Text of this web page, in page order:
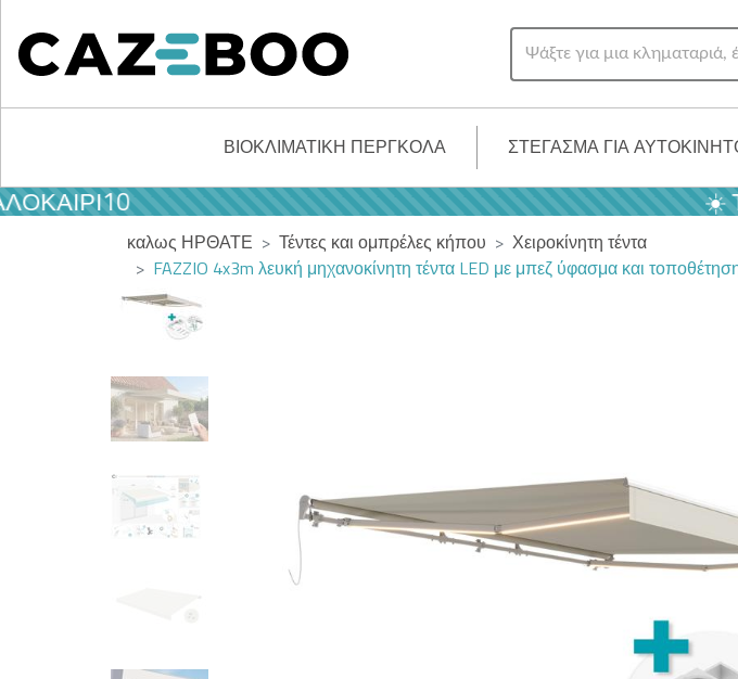
ΒΙΟΚΛΙΜΑΤΙΚΉ ΠΈΡΓΚΟΛΑ ΣΤΈΓΑΣΜΑ ΓΙΑ
☀️
καλως ΗΡΘΑΤΕ Τέντες και ομπρέλες κήπου
Χειροκίνητη τέντα
FAZZIO 4x3m λευκή μηχανοκίνητη τέντα LED με μπεζ ύφασμα και